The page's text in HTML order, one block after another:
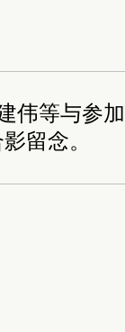
伟等与参
留念。